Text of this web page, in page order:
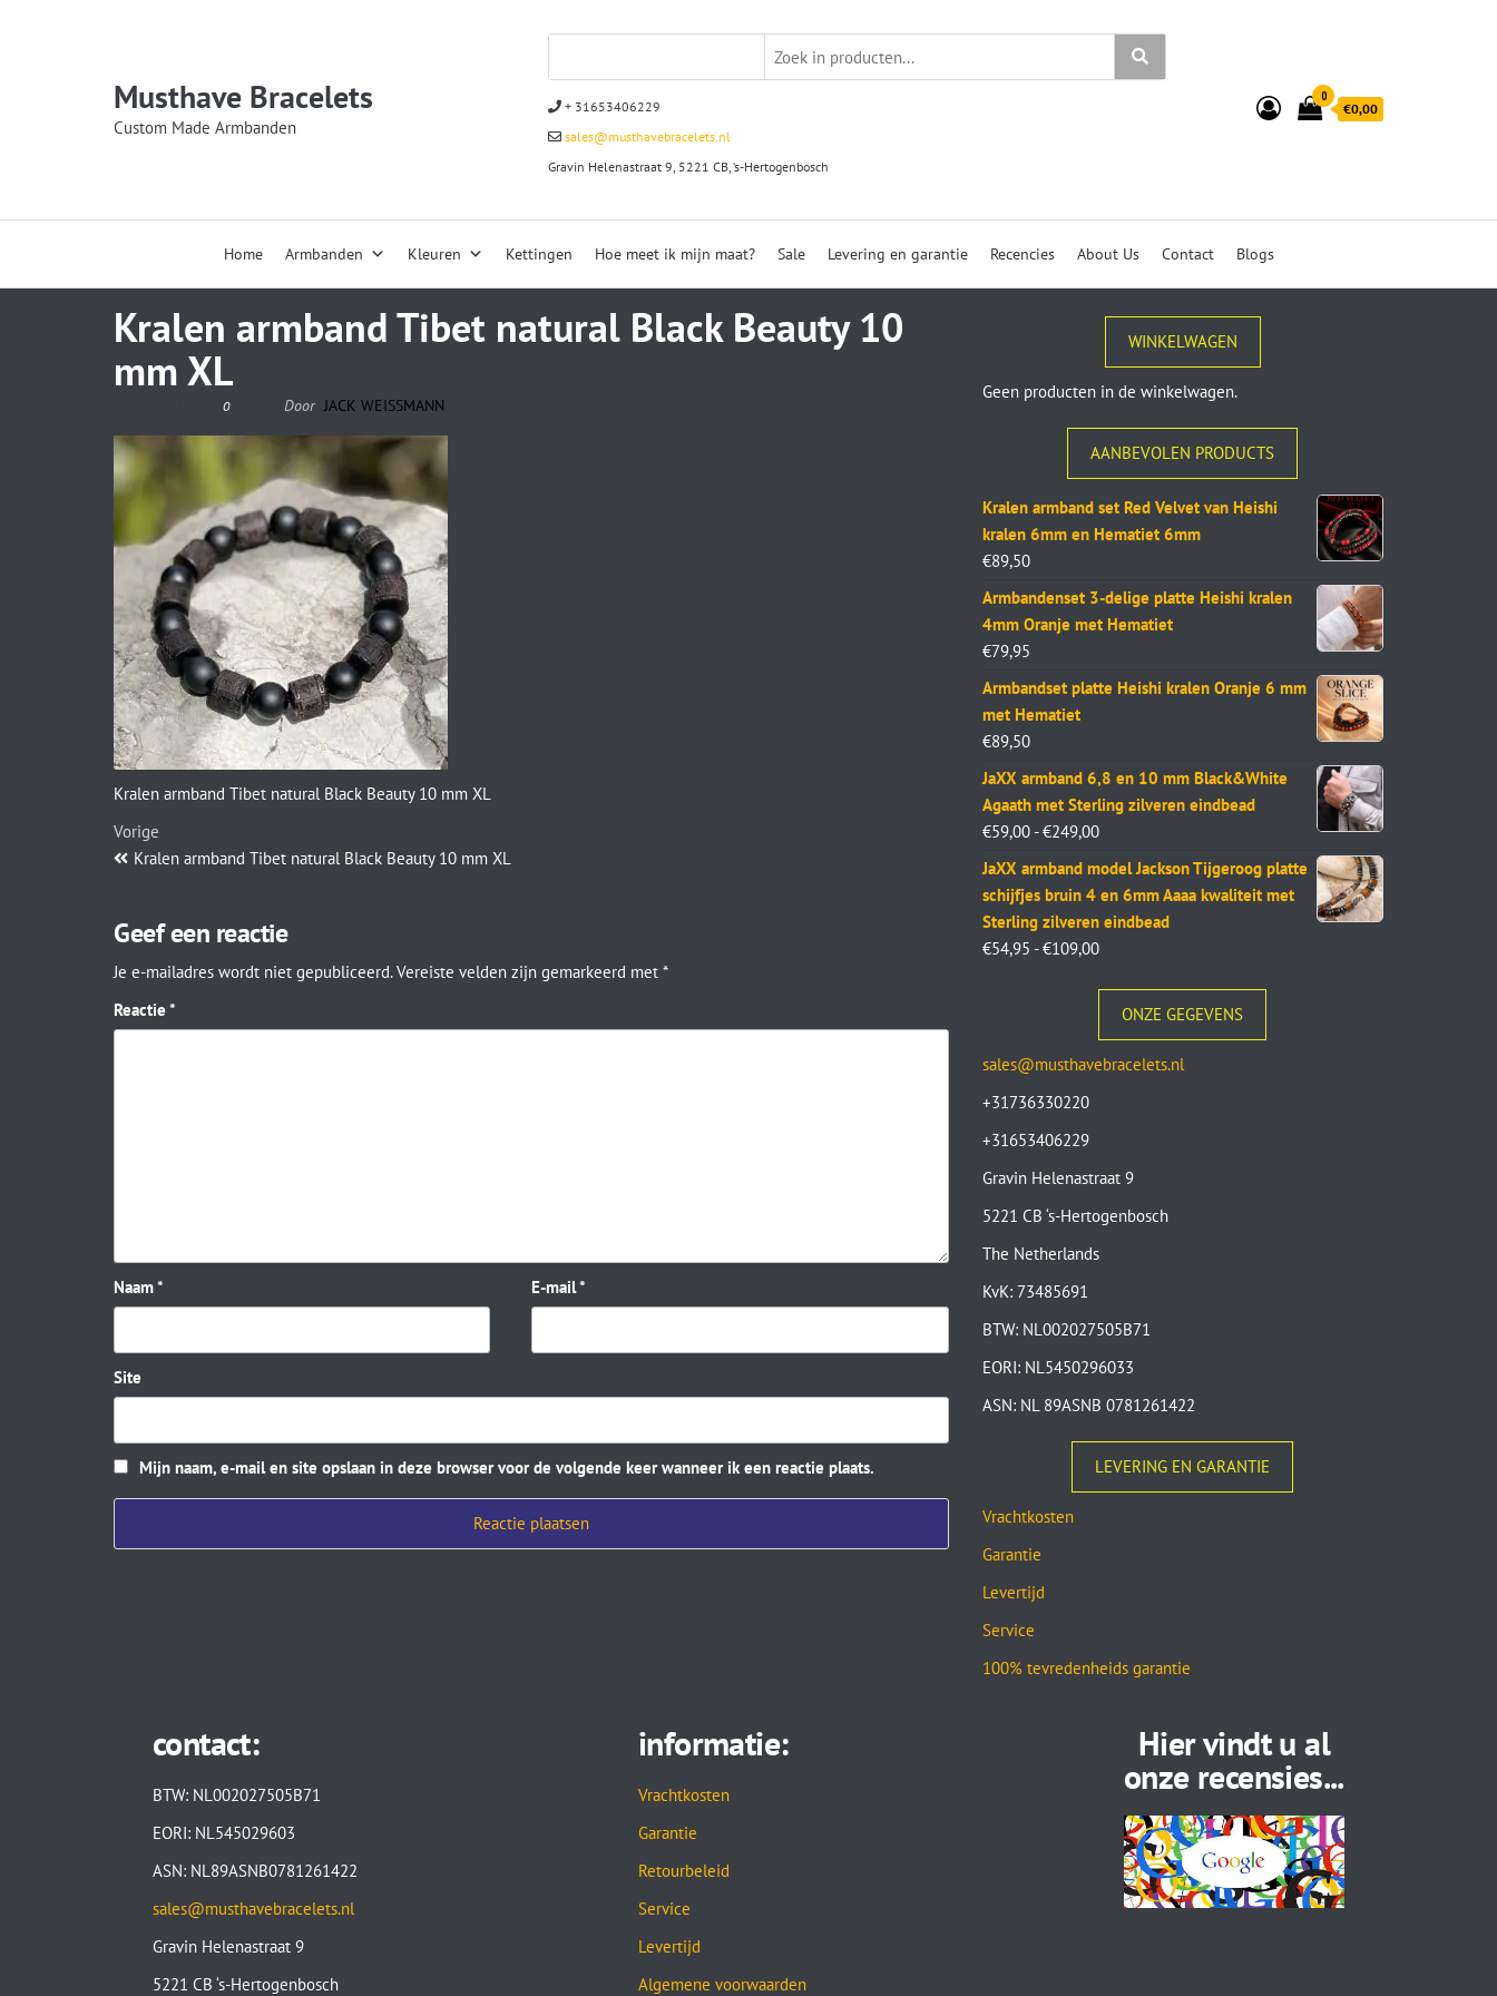
Musthave Bracelets
Custom Made Armbanden
+ 31653406229
sales@musthavebracelets.nl
Gravin Helenastraat 9, 5221 CB, ‘s-Hertogenbosch
0
€0,00
Home Armbanden Kleuren Kettingen Hoe meet ik mijn maat? Sale Levering en garantie Recencies About Us Contact Blogs
Kralen armband Tibet natural Black Beauty 10
mm XL
0 Door JACK WEISSMANN
Kralen armband Tibet natural Black Beauty 10 mm XL
Vorige
Kralen armband Tibet natural Black Beauty 10 mm XL
Geef een reactie
Je e-mailadres wordt niet gepubliceerd. Vereiste velden zijn gemarkeerd met *
Reactie *
Naam* E-mail*
Site
Mijn naam, e-mail en site opslaan in deze browser voor de volgende keer wanneer ik een reactie plaats.
WINKELWAGEN
Geen producten in de winkelwagen.
AANBEVOLEN PRODUCTS
Kralen armband set Red Velvet van Heishi
kralen 6mm en Hematiet 6mm
€89,50
Armbandenset 3-delige platte Heishi kralen
4mm Oranje met Hematiet
€79,95
Armbandset platte Heishi kralen Oranje 6 mm
met Hematiet
€89,50
JaXX armband 6,8 en 10 mm Black&White
Agaath met Sterling zilveren eindbead
€59,00 - €249,00
JaXX armband model Jackson Tijgeroog platte
schijfjes bruin 4 en 6mm Aaaa kwaliteit met
Sterling zilveren eindbead
€54,95 - €109,00
ONZE GEGEVENS
sales@musthavebracelets.nl
+31736330220
+31653406229
Gravin Helenastraat 9
5221 CB ‘s-Hertogenbosch
The Netherlands
KvK: 73485691
BTW: NL002027505B71
EORI: NL5450296033
ASN: NL 89ASNB 0781261422
LEVERING EN GARANTIE
Vrachtkosten
Garantie
Levertijd
Service
100% tevredenheids garantie
contact:
BTW: NL002027505B71
EORI: NL545029603
ASN: NL89ASNB0781261422
sales@musthavebracelets.nl
Gravin Helenastraat 9
5221 CB ‘s-Hertogenbosch
informatie:
Vrachtkosten
Garantie
Retourbeleid
Service
Levertijd
Algemene voorwaarden
Hier vindt u al
onze recensies...